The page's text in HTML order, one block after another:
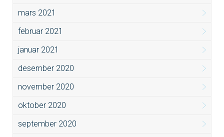
mars 2021
februar 2021
januar 2021
desember 2020
november 2020
oktober 2020
september 2020